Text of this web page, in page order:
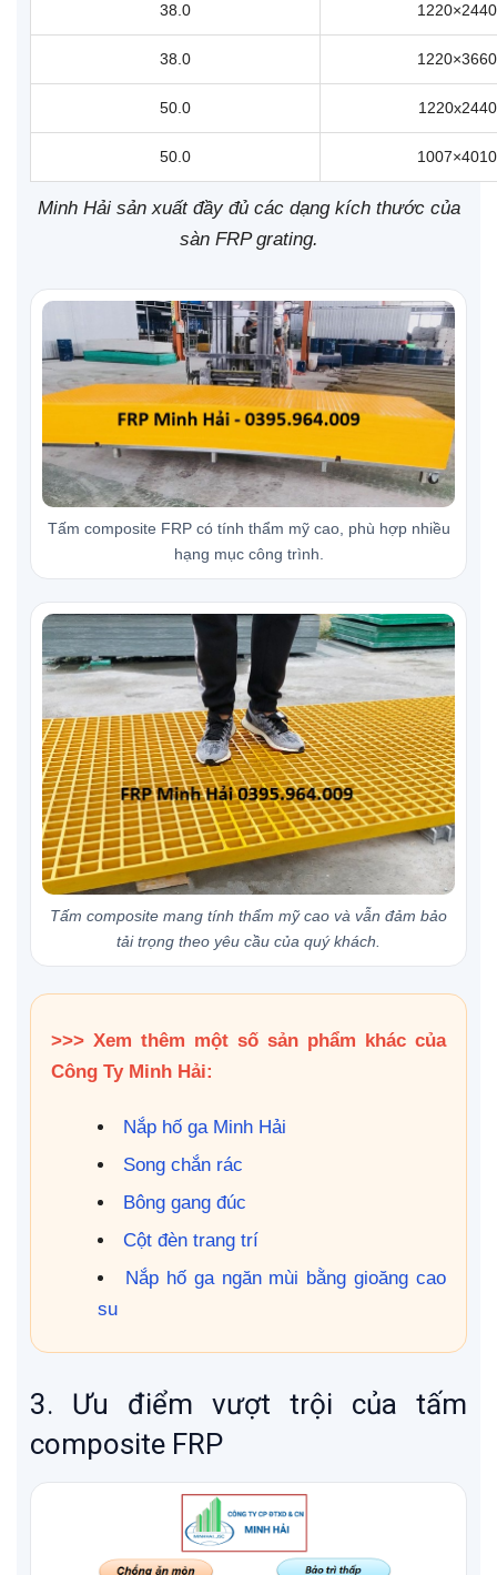
38.0 1220×2440
38.0 1220×3660
50.0 1220x2440
50.0 1007×4010
Minh Hải sản xuất đầy đủ các dạng kích thước của
sàn FRP grating.
Tấm composite FRP có tính thẩm mỹ cao, phù hợp nhiều
hạng mục công trình.
Tấm composite mang tính thẩm mỹ cao và vẫn đảm bảo
tải trọng theo yêu cầu của quý khách.
>>> Xem thêm một số sản phẩm khác của
Công Ty Minh Hải:
Nắp hố ga Minh Hải
Song chắn rác
Bông gang đúc
Cột đèn trang trí
Nắp hố ga ngăn mùi bằng gioăng cao
su
3. Ưu điểm vượt trội của tấm
composite FRP